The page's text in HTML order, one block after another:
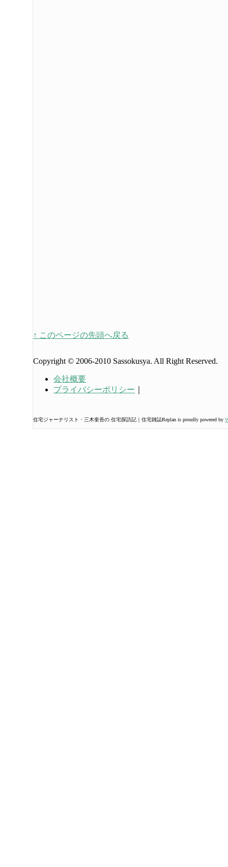
↑ このページの先頭へ戻る
Copyright © 2006-2010 Sassokusya. All Right Reserved.
会社概要
プライバシーポリシー
住宅ジャーナリスト・三木奎吾の 住宅探訪記｜住宅雑誌Replan is proudly powered by